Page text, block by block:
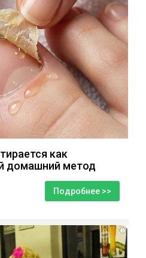
как
домашний метод
Подробнее >>
i